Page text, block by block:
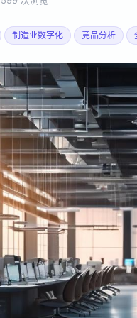
制造业数字化 竞品分析